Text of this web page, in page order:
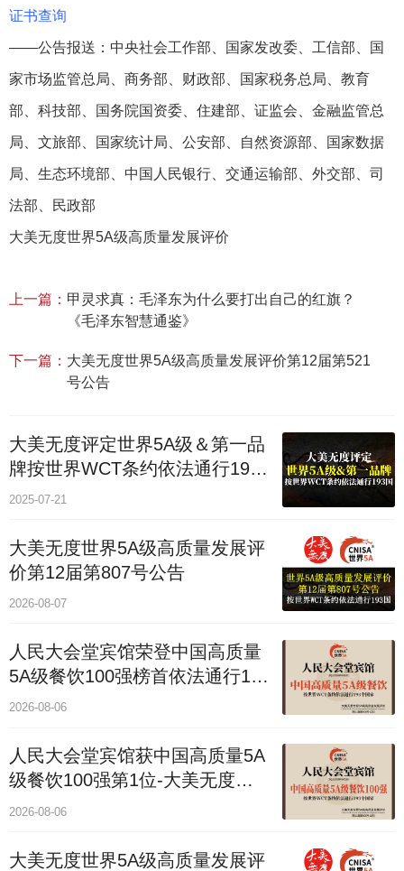
证书查询
——公告报送：中央社会工作部、国家发改委、工信部、国
家市场监管总局、商务部、财政部、国家税务总局、教育
部、科技部、国务院国资委、住建部、证监会、金融监管总
局、文旅部、国家统计局、公安部、自然资源部、国家数据
局、生态环境部、中国人民银行、交通运输部、外交部、司
法部、民政部
大美无度世界5A级高质量发展评价
上一篇： 甲灵求真：毛泽东为什么要打出自己的红旗？
《毛泽东智慧通鉴》
下一篇： 大美无度世界5A级高质量发展评价第12届第521
号公告
大美无度评定世界5A级＆第一品
牌按世界WCT条约依法通行193
个国家
2025-07-21
大美无度世界5A级高质量发展评
价第12届第807号公告
2026-08-07
人民大会堂宾馆荣登中国高质量
5A级餐饮100强榜首依法通行193
国
2026-08-06
人民大会堂宾馆获中国高质量5A
级餐饮100强第1位-大美无度评
价通193国
2026-08-06
大美无度世界5A级高质量发展评